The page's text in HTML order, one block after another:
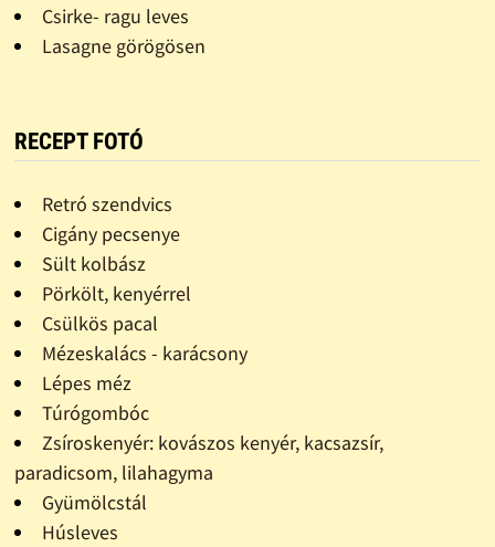
Csirke- ragu leves
Lasagne görögösen
RECEPT FOTÓ
Retró szendvics
Cigány pecsenye
Sült kolbász
Pörkölt, kenyérrel
Csülkös pacal
Mézeskalács - karácsony
Lépes méz
Túrógombóc
Zsíroskenyér: kovászos kenyér, kacsazsír,
paradicsom, lilahagyma
Gyümölcstál
Húsleves